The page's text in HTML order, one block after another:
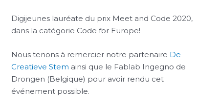
Digijeunes lauréate du prix Meet and Code 2020,
dans la catégorie Code for Europe!
Nous tenons à remercier notre partenaire De
Creatieve Stem ainsi que le Fablab Ingegno de
Drongen (Belgique) pour avoir rendu cet
événement possible.